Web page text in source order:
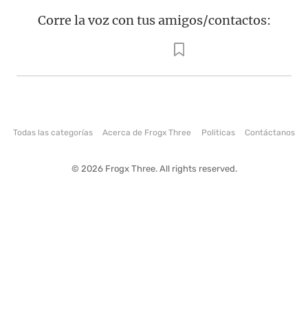
Corre la voz con tus amigos/contactos:
Todas las categorías Acerca de Frogx Three Politicas Contáctanos
© 2026 Frogx Three. All rights reserved.